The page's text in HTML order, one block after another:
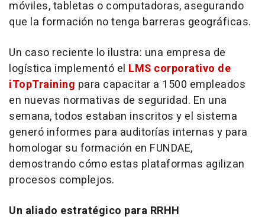
móviles, tabletas o computadoras, asegurando
que la formación no tenga barreras geográficas.
Un caso reciente lo ilustra: una empresa de
logística implementó el LMS corporativo de
iTopTraining para capacitar a 1500 empleados
en nuevas normativas de seguridad. En una
semana, todos estaban inscritos y el sistema
generó informes para auditorías internas y para
homologar su formación en FUNDAE,
demostrando cómo estas plataformas agilizan
procesos complejos.
Un aliado estratégico para RRHH